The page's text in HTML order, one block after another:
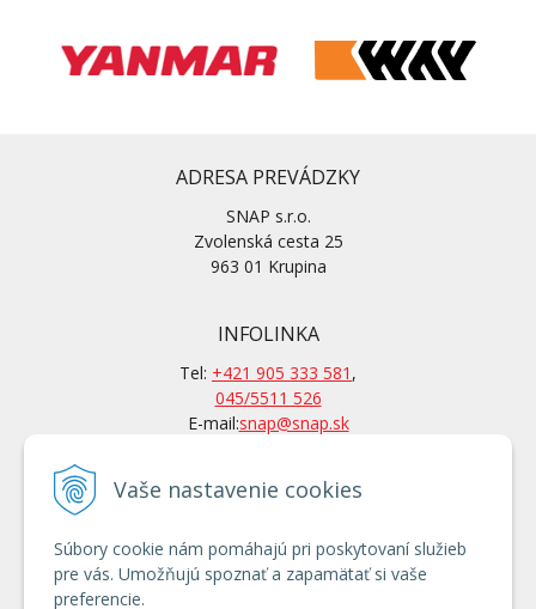
Vaše nastavenie cookies
Súbory cookie nám pomáhajú pri poskytovaní služieb
pre vás. Umožňujú spoznať a zapamätať si vaše
preferencie.
ADRESA PREVÁDZKY
SNAP s.r.o.
Zvolenská cesta 25
963 01 Krupina
INFOLINKA
Tel: +421 905 333 581 ,
045/5511 526
E-mail:snap@snap.sk
KONTAKTY
Po tel. dohovore aj mimo
otváracích hodín